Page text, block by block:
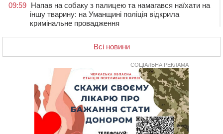
09:59 Напав на собаку з палицею та намагався наїхати на
іншу тварину: на Уманщині поліція відкрила
кримінальне провадження
08:44 Безкоштовне харчування, укриття та STEM: Черкаси
готують освітню галузь до нового навчального року
Черкаські вершники здобули нагороди української
першості
На Уманщині експосадовицю відділу освіти
судитимуть через завдані бюджету збитки
У Єрках прощатимуться з полеглим на Курщині
стрільцем ДШВ
Всі новини
СОЦІАЛЬНА РЕКЛАМА